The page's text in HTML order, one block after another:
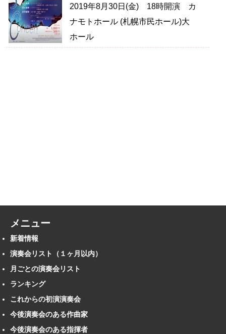
2019年8月30日(金) 18時開演 カ
ナモトホール (札幌市民ホール)大
ホール
メニュー
新着情報
演奏会リスト（１ヶ月以内）
月ごとの演奏会リスト
ランキング
これからの初演演奏会
今後演奏会のある作曲家
今後演奏会のある指揮者